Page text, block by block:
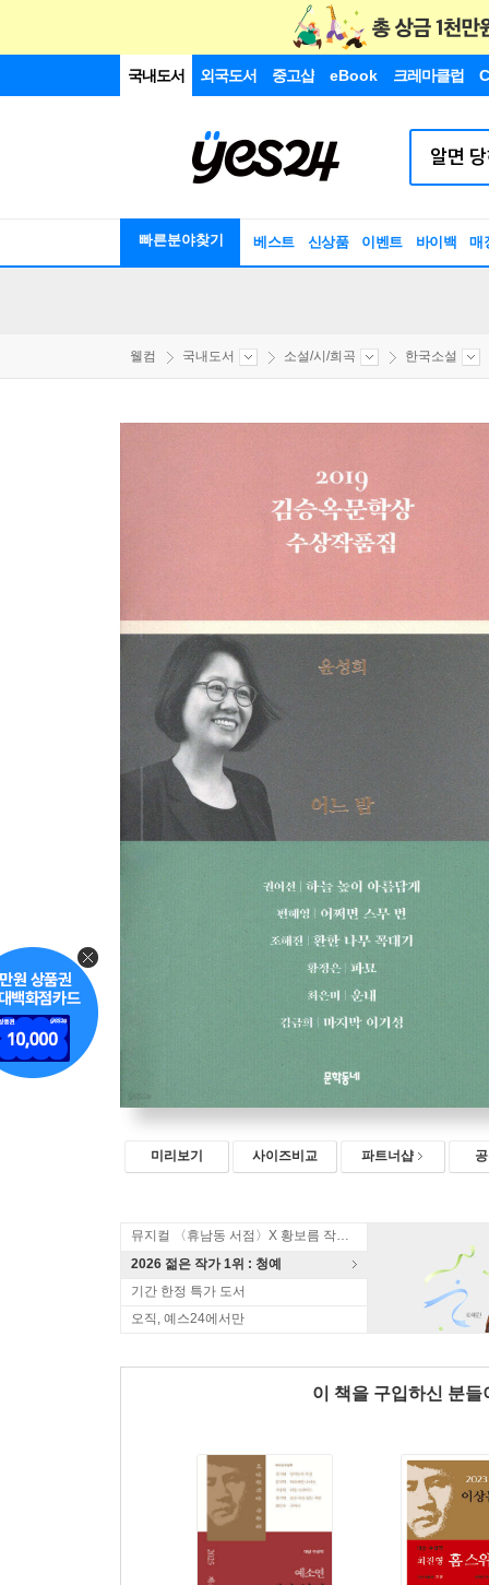
국내도서 외국도서 중고샵 eBook 크레마클럽
빠른분야찾기 베스트 신상품 이벤트 바이백 매
웰컴 국내도서 소설/시/희곡 한국소설
미리보기 사이즈비교 파트너샵
뮤지컬 〈휴남동 서점〉X 황보름 작가 북토크
2026 젊은 작가 1위 : 청예
기간 한정 특가 도서
오직, 예스24에서만
이 책을 구입하신 분